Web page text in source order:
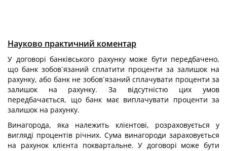
Науково практичний коментар
У договорі банківського рахунку може бути передбачено,
що банк зобов´язаний сплатити проценти за залишок на
рахунку, або банк не зобов´язаний сплачувати проценти за
залишок на рахунку. За відсутністю цих умов
передбачається, що банк має виплачувати проценти за
залишок на рахунку.
Винагорода, яка належить клієнтові, розраховується у
вигляді процентів річних. Сума винагороди зараховується
на рахунок клієнта поквартальне. У договорі може бути